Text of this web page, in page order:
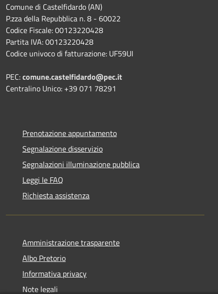
Comune di Castelfidardo (AN)
P.zza della Repubblica n. 8 - 60022
Codice Fiscale: 00123220428
Partita IVA: 00123220428
Codice univoco di fatturazione: UF59UI
PEC:comune.castelfidardo@pec.it
Centralino Unico: +39 071 78291
Prenotazione appuntamento
Segnalazione disservizio
Segnalazioni illuminazione pubblica
Leggi le FAQ
Richiesta assistenza
Amministrazione trasparente
Albo Pretorio
Informativa privacy
Note legali